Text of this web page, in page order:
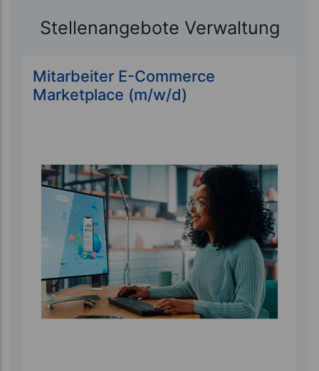
Stellenangebote Verwaltung
Mitarbeiter E-Commerce
Marketplace (m/w/d)